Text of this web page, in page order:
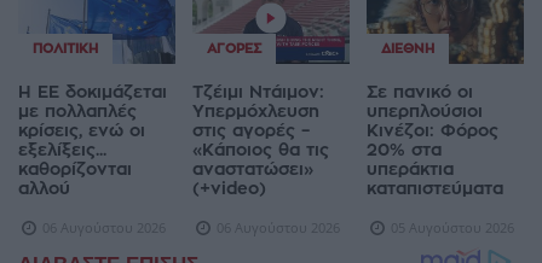
ΠΟΛΙΤΙΚΉ
Η ΕΕ δοκιμάζεται
με πολλαπλές
κρίσεις, ενώ οι
εξελίξεις...
καθορίζονται
αλλού
06 Αυγούστου 2026
ΑΓΟΡΈΣ
Τζέιμι Ντάιμον:
Υπερμόχλευση
στις αγορές –
«Κάποιος θα τις
αναστατώσει»
(+video)
06 Αυγούστου 2026
ΔΙΕΘΝΉ
Σε πανικό οι
υπερπλούσιοι
Κινέζοι: Φόρος
20% στα
υπεράκτια
καταπιστεύματα
05 Αυγούστου 2026